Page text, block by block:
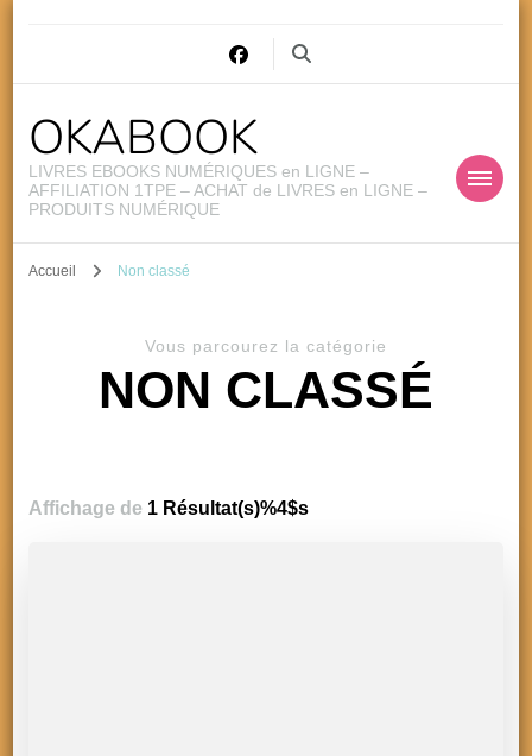
OKABOOK
LIVRES EBOOKS NUMÉRIQUES en LIGNE –
AFFILIATION 1TPE – ACHAT de LIVRES en LIGNE –
PRODUITS NUMÉRIQUE
Accueil Non classé
Vous parcourez la catégorie
NON CLASSÉ
Affichage de 1 Résultat(s)%4$s